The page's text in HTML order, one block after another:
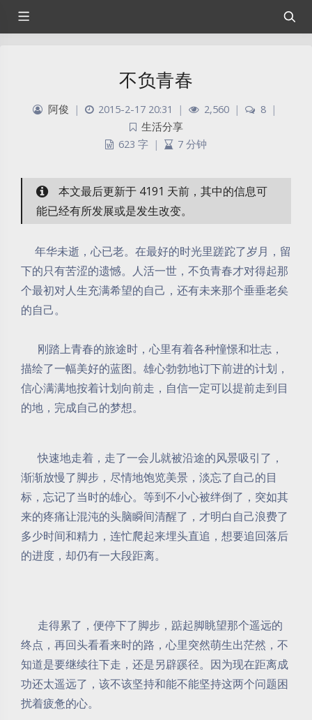
不负青春
阿俊 | 2015-2-17 20:31 | 2,560 | 8 |
生活分享
623 字 | 7 分钟
本文最后更新于 4191 天前，其中的信息可
能已经有所发展或是发生改变。
年华未逝，心已老。在最好的时光里蹉跎了岁月，留
下的只有苦涩的遗憾。人活一世，不负青春才对得起那
个最初对人生充满希望的自己，还有未来那个垂垂老矣
的自己。
刚踏上青春的旅途时，心里有着各种憧憬和壮志，
描绘了一幅美好的蓝图。雄心勃勃地订下前进的计划，
信心满满地按着计划向前走，自信一定可以提前走到目
的地，完成自己的梦想。
快速地走着，走了一会儿就被沿途的风景吸引了，
渐渐放慢了脚步，尽情地饱览美景，淡忘了自己的目
标，忘记了当时的雄心。等到不小心被绊倒了，突如其
来的疼痛让混沌的头脑瞬间清醒了，才明白自己浪费了
多少时间和精力，连忙爬起来埋头直追，想要追回落后
的进度，却仍有一大段距离。
走得累了，便停下了脚步，踮起脚眺望那个遥远的
终点，再回头看看来时的路，心里突然萌生出茫然，不
知道是要继续往下走，还是另辟蹊径。因为现在距离成
功还太遥远了，该不该坚持和能不能坚持这两个问题困
扰着疲惫的心。